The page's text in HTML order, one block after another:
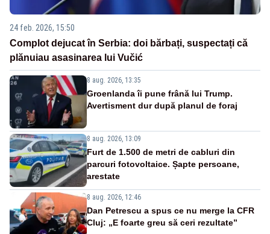
24 feb. 2026, 15:50
Complot dejucat în Serbia: doi bărbați, suspectați că
plănuiau asasinarea lui Vučić
8 aug. 2026, 13:35
Groenlanda îi pune frână lui Trump.
Avertisment dur după planul de foraj
8 aug. 2026, 13:09
Furt de 1.500 de metri de cabluri din
parcuri fotovoltaice. Șapte persoane,
arestate
8 aug. 2026, 12:46
Dan Petrescu a spus ce nu merge la CFR
Cluj: „E foarte greu să ceri rezultate”